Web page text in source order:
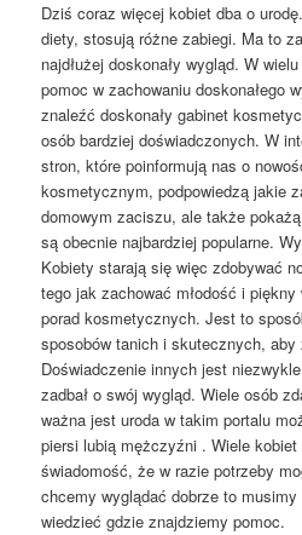
Dziś coraz więcej kobiet dba o
diety, stosują różne zabiegi. Ma to
najdłużej doskonały wygląd. W
pomoc w zachowaniu doskonałego
znaleźć doskonały gabinet
osób bardziej doświadczonych. W
stron, które poinformują nas o
kosmetycznym, podpowiedzą jakie
domowym zaciszu, ale także
są obecnie najbardziej popularne.
Kobiety starają się więc zdobywać
tego jak zachować młodość i
porad kosmetycznych. Jest to
sposobów tanich i skutecznych,
Doświadczenie innych jest
zadbał o swój wygląd. Wiele osób
ważna jest uroda w takim portalu
piersi lubią mężczyźni . Wiele
świadomość, że w razie potrzeby
chcemy wyglądać dobrze to
wiedzieć gdzie znajdziemy pomoc.